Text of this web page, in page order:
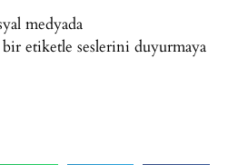
medyada
etiketle seslerini duyurmaya